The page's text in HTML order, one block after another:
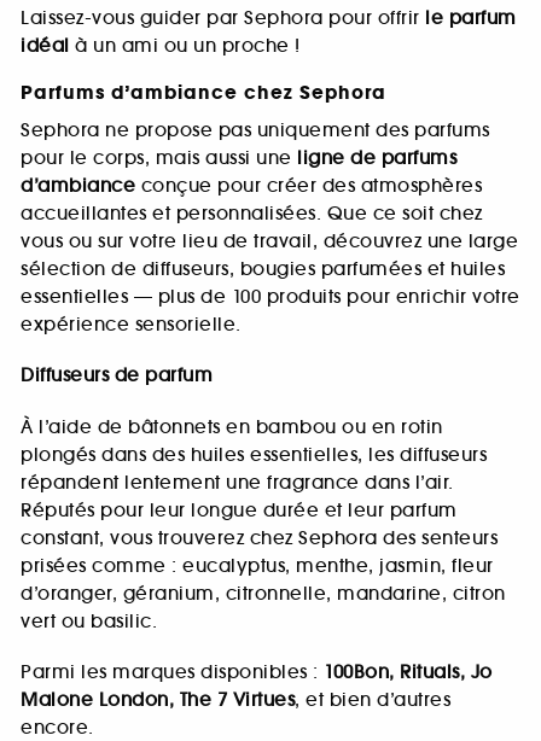
Laissez-vous guider par Sephora pour offrir le parfum
idéal à un ami ou un proche !
Parfums d’ambiance chez Sephora
Sephora ne propose pas uniquement des parfums
pour le corps, mais aussi une ligne de parfums
d’ambiance conçue pour créer des atmosphères
accueillantes et personnalisées. Que ce soit chez
vous ou sur votre lieu de travail, découvrez une large
sélection de diffuseurs, bougies parfumées et huiles
essentielles — plus de 100 produits pour enrichir votre
expérience sensorielle.
Diffuseurs de parfum
À l’aide de bâtonnets en bambou ou en rotin
plongés dans des huiles essentielles, les diffuseurs
répandent lentement une fragrance dans l’air.
Réputés pour leur longue durée et leur parfum
constant, vous trouverez chez Sephora des senteurs
prisées comme : eucalyptus, menthe, jasmin, fleur
d’oranger, géranium, citronnelle, mandarine, citron
vert ou basilic.
Parmi les marques disponibles : 100Bon, Rituals, Jo
Malone London, The 7 Virtues, et bien d’autres
encore.